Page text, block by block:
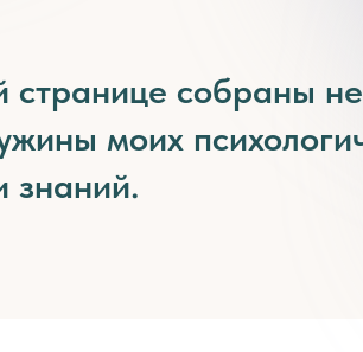
странице собраны
моих
знаний.